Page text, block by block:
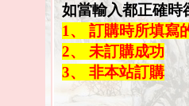
如當輸入都正確時
1、 訂購時所填寫
2、 未訂購成功
3、 非本站訂購